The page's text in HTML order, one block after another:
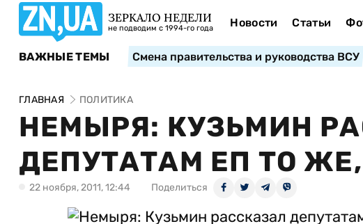
ЗЕРКАЛО НЕДЕЛИ
не подводим с 1994-го года Новости Статьи
ВАЖНЫЕ ТЕМЫ Смена правительства и руководства ВСУ
ГЛАВНАЯ ПОЛИТИКА
НЕМЫРЯ: КУЗЬМИН
ДЕПУТАТАМ ЕП ТО
22 ноября, 2011, 12:44 Поделиться